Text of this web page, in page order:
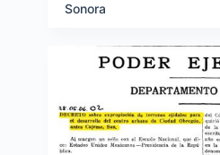
Sonora